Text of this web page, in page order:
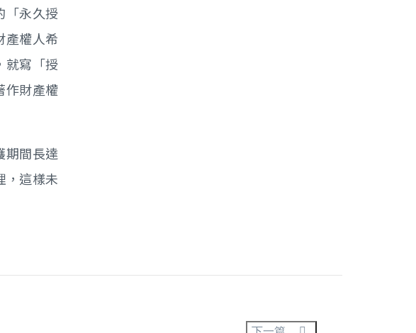
「永久授
產權人希
就寫「授
作財產權
期間長達
，這樣未